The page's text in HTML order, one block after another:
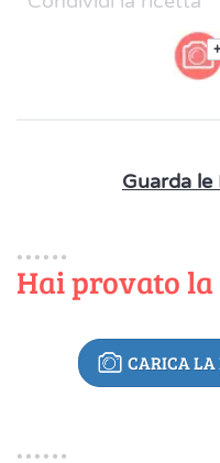
+
Guarda
Hai provato
CARICA LA